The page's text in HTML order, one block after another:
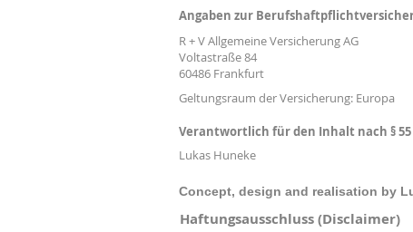
Angaben zur
R + V Allgemeine Versicherung AG
Voltastraße 84
60486 Frankfurt
Geltungsraum der Versicherung: Europa
Verantwortlich für den Inhalt nach § 55
Lukas Huneke
Concept, design and realisation by
Haftungsausschluss (Disclaimer)